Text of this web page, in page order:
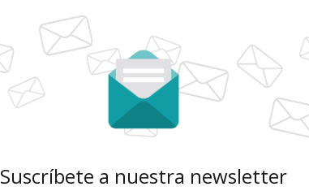
Suscríbete a nuestra newsletter